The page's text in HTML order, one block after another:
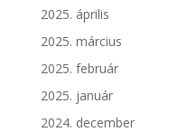
2025. április
2025. március
2025. február
2025. január
2024. december